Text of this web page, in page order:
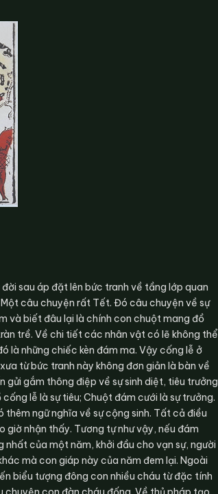
sau áp đặt lên bức tranh về tầng lớp quan
câu chuyện rất Tết. Đó câu chuyện về sự
và biết đâu lại là chính con chuột mang đồ
trề. Về chi tiết các nhân vật có lẽ không thể
là những chiếc kèn đám ma. Vậy cống lễ ở
từ bức tranh này không đơn giản là bàn về
gửi gắm thông điệp về sự sinh diệt, tiêu trưởng
lễ là sự tiêu; Chuột đám cưới là sự trưởng.
ngữ nghĩa về sự cộng sinh. Tất cả điều
giờ nhận thấy. Tương tự như vậy, nếu đám
của một năm, khởi đầu cho vạn sự, người
mà con giáp này của năm đem lại. Ngoài
biểu tượng đông con nhiều cháu từ đặc tính